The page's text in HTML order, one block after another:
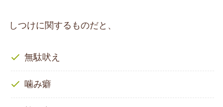
しつけに関するものだと、
無駄吠え
噛み癖